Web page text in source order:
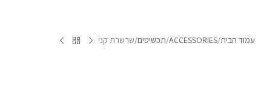
עמוד הבית ACCESSORIES תכשיטים שרשרת קני